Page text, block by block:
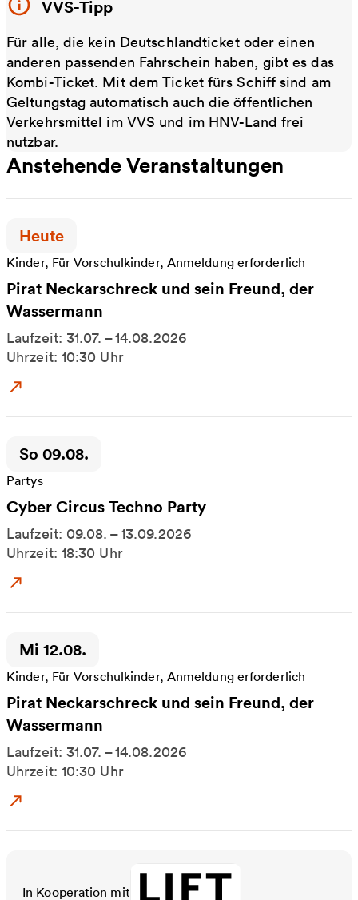
VVS-Tipp
Für alle, die kein Deutschlandticket oder einen
anderen passenden Fahrschein haben, gibt es das
Kombi-Ticket. Mit dem Ticket fürs Schiff sind am
Geltungstag automatisch auch die öffentlichen
Verkehrsmittel im VVS und im HNV-Land frei
nutzbar.
Anstehende Veranstaltungen
Zeitpunkt der Veranstaltung:
Heute
Kinder, Für Vorschulkinder, Anmeldung erforderlich
Pirat Neckarschreck und sein Freund, der
Wassermann
Laufzeit: 31.07. – 14.08.2026
Uhrzeit: 10:30 Uhr
Zum Event: Pirat Neckarschreck und sein Freund,
Zeitpunkt der Veranstaltung:
So 09.08.
Partys
Cyber Circus Techno Party
Laufzeit: 09.08. – 13.09.2026
Uhrzeit: 18:30 Uhr
Zum Event: Cyber Circus Techno Party
Zeitpunkt der Veranstaltung:
Mi 12.08.
Kinder, Für Vorschulkinder, Anmeldung erforderlich
Pirat Neckarschreck und sein Freund, der
Wassermann
Laufzeit: 31.07. – 14.08.2026
Uhrzeit: 10:30 Uhr
Zum Event: Pirat Neckarschreck und sein Freund,
In Kooperation mit